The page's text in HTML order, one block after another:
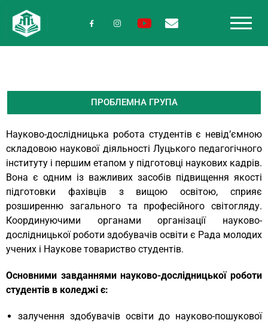
ПРОБЛЕМНА ГРУПА
Науково-дослідницька робота студентів є невід’ємною
складовою наукової діяльності Луцького педагогічного
інституту і першим етапом у підготовці наукових кадрів.
Вона є одним із важливих засобів підвищення якості
підготовки фахівців з вищою освітою, сприяє
розширенню загального та професійного світогляду.
Координуючими органами організації науково-
дослідницької роботи здобувачів освіти є Рада молодих
учених і Наукове товариство студентів.
Основними завданнями науково-дослідницької роботи
студентів в коледжі є:
залучення здобувачів освіти до науково-пошукової